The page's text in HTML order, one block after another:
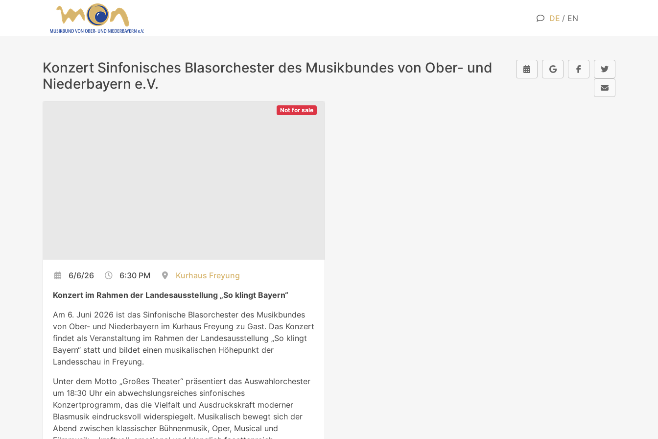
DE / EN
Konzert Sinfonisches Blasorchester des Musikbundes von Ober- und
Niederbayern e.V.
Not for sale
6/6/26 6:30 PM
Kurhaus Freyung
Konzert im Rahmen der Landesausstellung „So klingt Bayern“
Am 6. Juni 2026 ist das Sinfonische Blasorchester des Musikbundes
von Ober- und Niederbayern im Kurhaus Freyung zu Gast. Das Konzert
findet als Veranstaltung im Rahmen der Landesausstellung „So klingt
Bayern“ statt und bildet einen musikalischen Höhepunkt der
Landesschau in Freyung.
Unter dem Motto „Großes Theater“ präsentiert das Auswahlorchester
um 18:30 Uhr ein abwechslungsreiches sinfonisches
Konzertprogramm, das die Vielfalt und Ausdruckskraft moderner
Blasmusik eindrucksvoll widerspiegelt. Musikalisch bewegt sich der
Abend zwischen klassischer Bühnenmusik, Oper, Musical und